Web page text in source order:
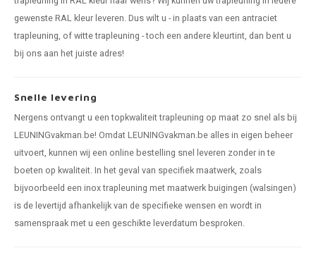
gewenste RAL kleur leveren. Dus wilt u - in plaats van een antraciet
trapleuning, ofwitte trapleuning - toch een andere kleurtint, dan bent u
bij ons aan het juiste adres!
Snelle levering
Nergens ontvangt u een topkwaliteit trapleuning op maat zo snel als bij
LEUNINGvakman.be! Omdat LEUNINGvakman.be alles in eigen beheer
uitvoert, kunnen wij een online bestelling snel leveren zonder in te
boeten op kwaliteit. In het geval van specifiek maatwerk, zoals
bijvoorbeeld een inox trapleuning met maatwerk buigingen (walsingen)
is de levertijd afhankelijk van de specifieke wensen en wordt in
samenspraak met u een geschikte leverdatum besproken.